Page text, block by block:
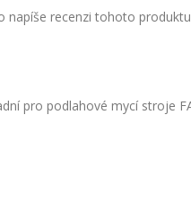
napíše recenzi tohoto produktu
pro podlahové mycí stroje